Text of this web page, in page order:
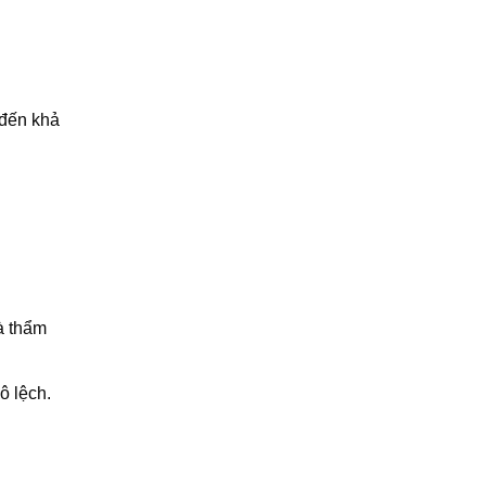
khả
thẩm
lệch.